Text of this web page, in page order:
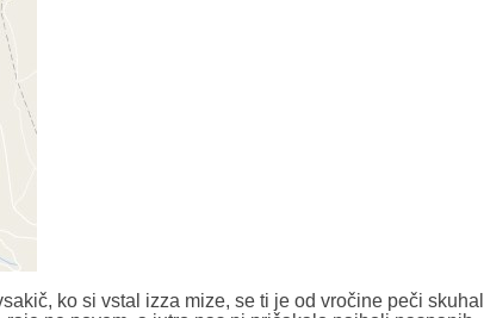
ko si vstal izza mize, se ti je od vročine peči